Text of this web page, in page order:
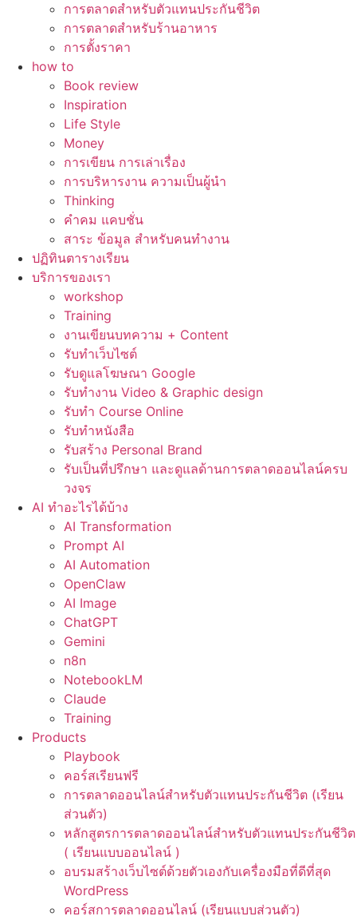
การตลาดสำหรับตัวแทนประกันชีวิต
การตลาดสำหรับร้านอาหาร
การตั้งราคา
how to
Book review
Inspiration
Life Style
Money
การเขียน การเล่าเรื่อง
การบริหารงาน ความเป็นผู้นำ
Thinking
คำคม แคบชั่น
สาระ ข้อมูล สำหรับคนทำงาน
ปฏิทินตารางเรียน
บริการของเรา
workshop
Training
งานเขียนบทความ + Content
รับทำเว็บไซต์
รับดูแลโฆษณา Google
รับทำงาน Video & Graphic design
รับทำ Course Online
รับทำหนังสือ
รับสร้าง Personal Brand
รับเป็นที่ปรึกษา และดูแลด้านการตลาดออนไลน์ครบ
วงจร
AI ทำอะไรได้บ้าง
AI Transformation
Prompt AI
AI Automation
OpenClaw
AI Image
ChatGPT
Gemini
n8n
NotebookLM
Claude
Training
Products
Playbook
คอร์สเรียนฟรี
การตลาดออนไลน์สำหรับตัวแทนประกันชีวิต (เรียน
ส่วนตัว)
หลักสูตรการตลาดออนไลน์สำหรับตัวแทนประกันชีวิต
( เรียนแบบออนไลน์ )
อบรมสร้างเว็บไซต์ด้วยตัวเองกับเครื่องมือที่ดีที่สุด
WordPress
คอร์สการตลาดออนไลน์ (เรียนแบบส่วนตัว)